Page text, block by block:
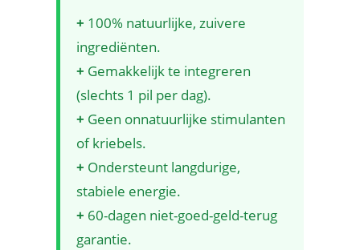
+ 100% natuurlijke, zuivere
ingrediënten.
+ Gemakkelijk te integreren
(slechts 1 pil per dag).
+ Geen onnatuurlijke stimulanten
of kriebels.
+ Ondersteunt langdurige,
stabiele energie.
+ 60-dagen niet-goed-geld-terug
garantie.